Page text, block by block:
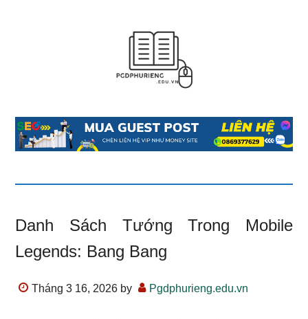
Danh Sách Tướng Trong Mobile
Legends: Bang Bang
Tháng 3 16, 2026 by Pgdphurieng.edu.vn